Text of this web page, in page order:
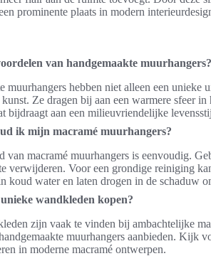
prominente plaats in modern
van handgemaakte muurhangers?
muurhangers hebben niet alleen een unieke
Ze dragen bij aan een warmere sfeer
bijdraagt aan een milieuvriendelijke
ik mijn macramé muurhangers?
van macramé muurhangers is eenvoudig.
verwijderen. Voor een grondige reiniging
koud water en laten drogen in de schaduw
wandkleden kopen?
zijn vaak te vinden bij ambachtelijke
muurhangers aanbieden. Kijk
in moderne macramé ontwerpen.